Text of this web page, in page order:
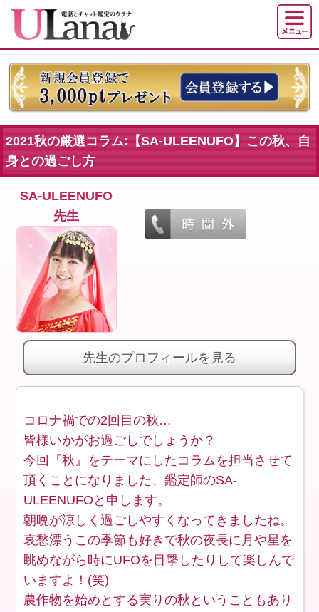
2021秋の厳選コラム:【SA-ULEENUFO】この秋、自
身との過ごし方
SA-ULEENUFO
先生
先生のプロフィールを見る
コロナ禍での2回目の秋…
皆様いかがお過ごしでしょうか？
今回『秋』をテーマにしたコラムを担当させて
頂くことになりました、鑑定師のSA-
ULEENUFOと申します。
朝晩が涼しく過ごしやすくなってきましたね。
哀愁漂うこの季節も好きで秋の夜長に月や星を
眺めながら時にUFOを目撃したりして楽しんで
いますよ！(笑)
農作物を始めとする実りの秋ということもあり